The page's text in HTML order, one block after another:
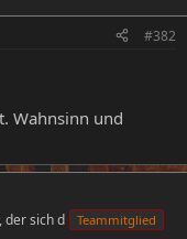
#382
Wahnsinn und
der sich d Teammitglied